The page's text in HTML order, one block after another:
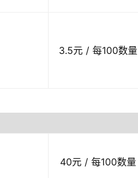
3.5元 / 每100数量
40元 / 每100数量